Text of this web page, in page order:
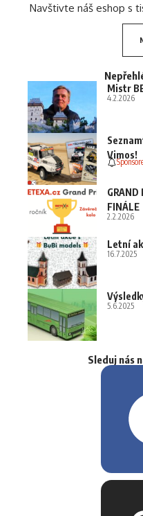
Navštivte náš eshop s
Mistr
4.2.2026
Vimos!
GRAND
FINÁLE
2.2.2026
Letní
16.7.2025
5.6.2025
Sleduj nás